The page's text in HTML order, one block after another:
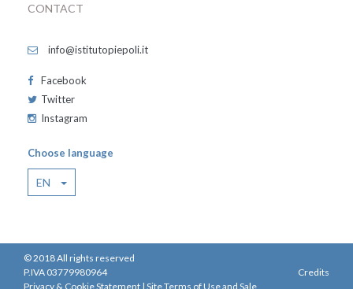
CONTACT
info@istitutopiepoli.it
Facebook
Twitter
Instagram
Choose language
EN
© 2018 All rights reserved
P.IVA 03779980964
Privacy & Cookie Statement | Site Terms of Use and Sale
Credits